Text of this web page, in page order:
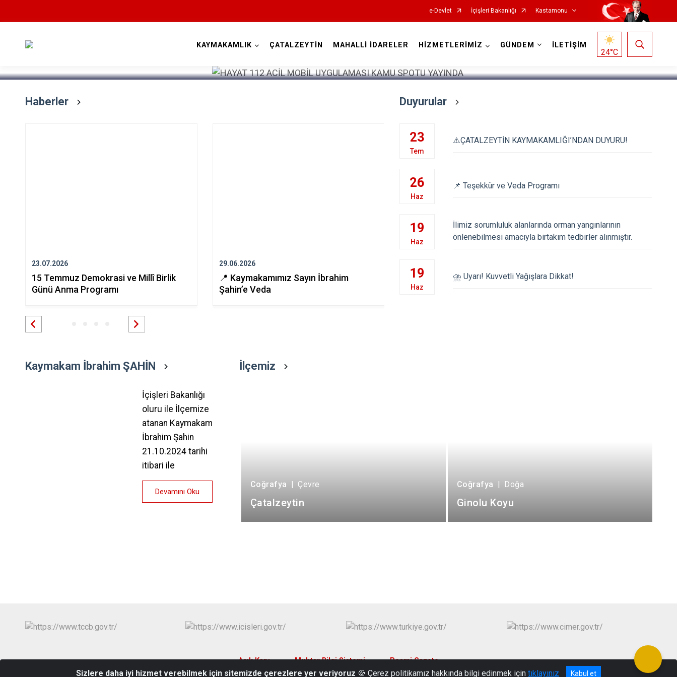
e-Devlet İçişleri Bakanlığı Kastamonu
Abana
Ağlı
Azdavay
Bozkurt
Cide
Devrekani
Doğanyurt
Küre
Seydiler
KAYMAKAMLIK ÇATALZEYTİN MAHALLİ İDARELER HİZMETLERİMİZ GÜNDEM İLETİŞİM
24°C
Haberler
23.07.2026
15 Temmuz Demokrasi ve Millî Birlik
Günü Anma Programı
29.06.2026
📍 Kaymakamımız Sayın İbrahim
Şahin’e Veda
📌 Karne Günü Programı
Duyurular
23
Tem
⚠️ÇATALZEYTİN KAYMAKAMLIĞI’NDAN DUYURU!
26
Haz
📌 Teşekkür ve Veda Programı
19
Haz
İlimiz sorumluluk alanlarında orman yangınlarının
önlenebilmesi amacıyla birtakım tedbirler alınmıştır.
19
Haz
⛈️ Uyarı! Kuvvetli Yağışlara Dikkat!
Kaymakam İbrahim ŞAHİN
İçişleri Bakanlığı
oluru ile İlçemize
atanan Kaymakam
İbrahim Şahin
21.10.2024 tarihi
itibari ile
Devamını Oku
İlçemiz
Coğrafya | Çevre
Çatalzeytin
Coğrafya | Doğa
Ginolu Koyu
Açık Kapı Muhtar Bilgi Sistemi Resmi Gazete
Sizlere daha iyi hizmet verebilmek için sitemizde çerezlere yer veriyoruz 🍪 Çerez politikamız hakkında bilgi edinmek için tıklayınız Kabul et